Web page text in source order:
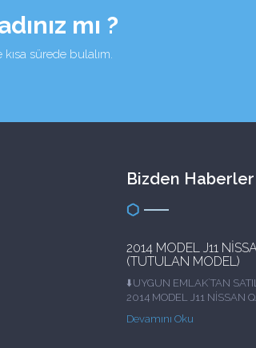
mı ?
sürede bulalım.
Bizden Haberler
2014 MODEL J11
(TUTULAN MODEL)
⬇️UYGUN EMLAK`TAN
2014 MODEL J11 NİSSAN
J11 1.6 DCI BLACK EDİTİON
Devamını Oku